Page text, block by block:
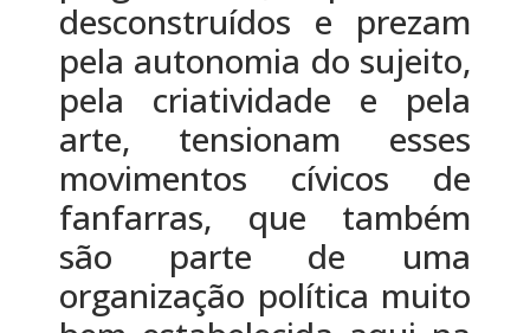
desconstruídos e prezam
pela autonomia do sujeito,
pela criatividade e pela
arte, tensionam esses
movimentos cívicos de
fanfarras, que também
são parte de uma
organização política muito